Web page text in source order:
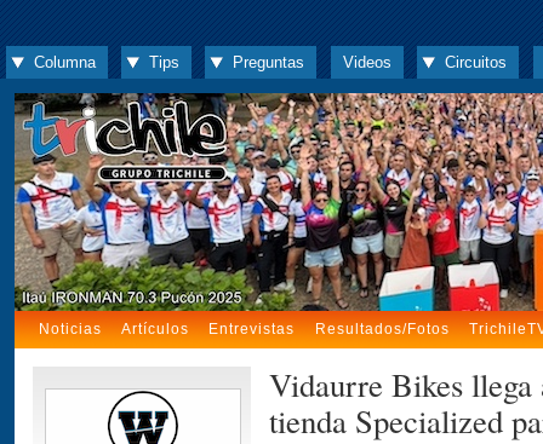
Columna Tips Preguntas Videos Circuitos
Noticias Artículos Entrevistas Resultados/Fotos
Vidaurre Bikes llega
tienda Specialized